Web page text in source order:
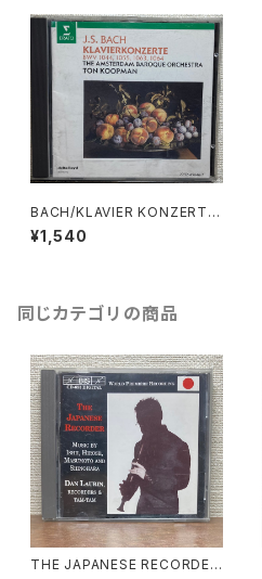
BACH/KLAVIER KONZERTE
BWV 1044, 1055, 1063, 106
4【演奏者：THE AMSTERDA
¥1,540
同じカテゴリの商品
THE JAPANESE RECORDER